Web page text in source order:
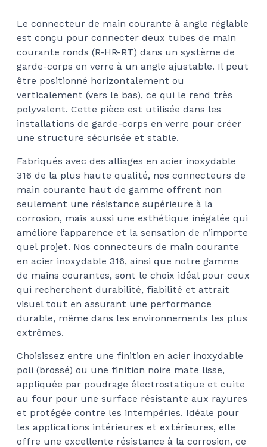
Le connecteur de main courante à angle réglable
est conçu pour connecter deux tubes de main
courante ronds (R-HR-RT) dans un système de
garde-corps en verre à un angle ajustable. Il peut
être positionné horizontalement ou
verticalement (vers le bas), ce qui le rend très
polyvalent. Cette pièce est utilisée dans les
installations de garde-corps en verre pour créer
une structure sécurisée et stable.
Fabriqués avec des alliages en acier inoxydable
316 de la plus haute qualité, nos connecteurs de
main courante haut de gamme offrent non
seulement une résistance supérieure à la
corrosion, mais aussi une esthétique inégalée qui
améliore l’apparence et la sensation de n’importe
quel projet. Nos connecteurs de main courante
en acier inoxydable 316, ainsi que notre gamme
de mains courantes, sont le choix idéal pour ceux
qui recherchent durabilité, fiabilité et attrait
visuel tout en assurant une performance
durable, même dans les environnements les plus
extrêmes.
Choisissez entre une finition en acier inoxydable
poli (brossé) ou une finition noire mate lisse,
appliquée par poudrage électrostatique et cuite
au four pour une surface résistante aux rayures
et protégée contre les intempéries. Idéale pour
les applications intérieures et extérieures, elle
offre une excellente résistance à la corrosion, ce